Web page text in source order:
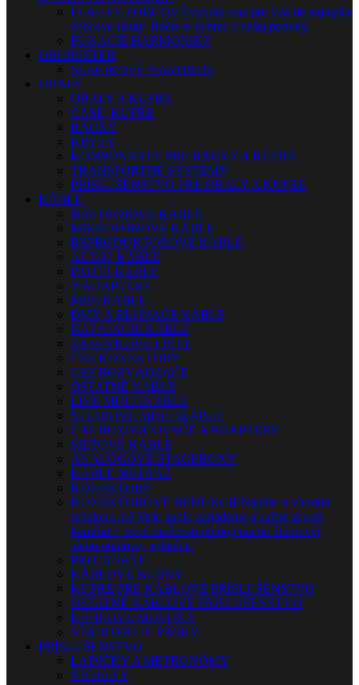
FLAUTY-ZOBCOVÉVybrali sme pre Vás tie najlepšie
zobcové flauty. Ráčte si vybrať z našej ponuky.
FÚKACIE HARMONIKY
ORCHESTER
SLÁČIKOVÉ NÁSTROJE
OBALY
OBALY A KUFRE
CASE, KUFRE
RACKY
KRYTY
KOMPONENTY PRE RACKY A KUFRE
TRANSPORTNÉ SYSTÉMY
PRÍSLUŠENSTVO PRE OBALY A KUFRE
KÁBLE
NÁSTROJOVÉ KÁBLE
MIKROFÓNOVÉ KÁBLE
REPRODUKTOROVÉ KÁBLE
AUDIO KÁBLE
PATCH KÁBLE
Y ADAPTÉRY
MIDI KÁBLE
DMX A RIADIACE KÁBLE
NAPÁJACIE KÁBLE
ZÁSUVKOVÉ LIŠTY
CEE KONEKTORY
CEE ROZVÁDZAČE
OSTATNÉ KÁBLE
LIVE MULTIKÁBLE
ŠTÚDIOVÉ MULTIKÁBLE
CAT ROZBOČOVAČE A ADAPTÉRY
SIEŤOVÉ KÁBLE
ANALÓGOVÉ STAGEBOXY
KÁBLE METRÁŽ
KONEKTORY
KONEKTOROVÉ REDUKCIENájdite si vhodnú
redukciu pre Vaše audio zariadenie a zažite skvelý
komfort + nové možnosti prepojenia pri štúdiovej,
alebo pódiovej aplikácii.
PATCHBAYE
KÁBLOVÉ BUBNY
KUFRE PRE KÁBLOVÉ PRÍSLUŠENSTVO
OSTATNÉ KÁBLOVÉ PRÍSLUŠENSTVO
KÁBLOVÉ MOSTÍKY
SŤAHOVACIE PÁSKY
PRÍSLUŠENSTVO
LADIČKY A METRONÓMY
STOJANY